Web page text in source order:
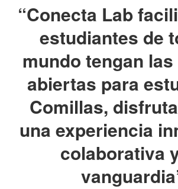
“Conecta Lab
estudiantes de
mundo tengan
abiertas para
Comillas,
una experiencia
colaborativa